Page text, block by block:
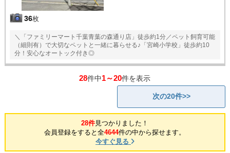
36枚
＼「ファミリーマート千葉青葉の森通り店」徒歩約1分／ペット飼育可能
（細則有）で大切なペットと一緒に暮らせる♪「宮崎小学校」徒歩約10
分！安心なオートック付き◎
28件中1～20件を表示
次の20件>>
28件見つかりました！
会員登録をすると全4644件の中から探せます。
今すぐ見る